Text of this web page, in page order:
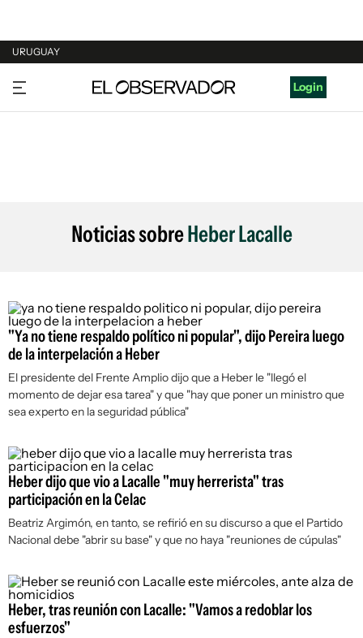
URUGUAY
URUGUAY
ARGENTINA
Login
Noticias sobreHeber Lacalle
"Ya no tiene respaldo político ni popular", dijo Pereira luego
de la interpelación a Heber
El presidente del Frente Amplio dijo que a Heber le "llegó el
momento de dejar esa tarea" y que "hay que poner un ministro que
sea experto en la seguridad pública"
Heber dijo que vio a Lacalle "muy herrerista" tras
participación en la Celac
Beatriz Argimón, en tanto, se refirió en su discurso a que el Partido
Nacional debe "abrir su base" y que no haya "reuniones de cúpulas"
Heber, tras reunión con Lacalle: "Vamos a redoblar los
esfuerzos"